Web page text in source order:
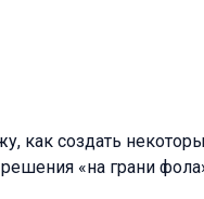
как создать
«на грани